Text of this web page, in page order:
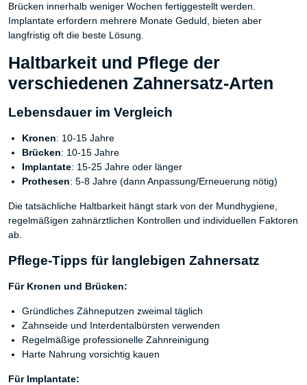
Brücken innerhalb weniger Wochen fertiggestellt werden.
Implantate erfordern mehrere Monate Geduld, bieten aber
langfristig oft die beste Lösung.
Haltbarkeit und Pflege der
verschiedenen Zahnersatz-Arten
Lebensdauer im Vergleich
Kronen: 10-15 Jahre
Brücken: 10-15 Jahre
Implantate: 15-25 Jahre oder länger
Prothesen: 5-8 Jahre (dann Anpassung/Erneuerung nötig)
Die tatsächliche Haltbarkeit hängt stark von der Mundhygiene,
regelmäßigen zahnärztlichen Kontrollen und individuellen Faktoren
ab.
Pflege-Tipps für langlebigen Zahnersatz
Für Kronen und Brücken:
Gründliches Zähneputzen zweimal täglich
Zahnseide und Interdentalbürsten verwenden
Regelmäßige professionelle Zahnreinigung
Harte Nahrung vorsichtig kauen
Für Implantate: